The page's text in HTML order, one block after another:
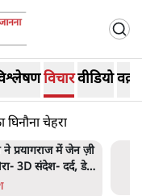
विचारवीडियो
चेहरा
ने प्रयागराज में जेन ज़ी
3D संदेश- दर्द, डेटा,